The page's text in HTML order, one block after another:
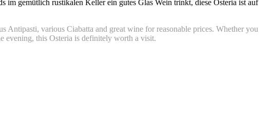
im gemütlich rustikalen Keller ein gutes Glas Wein trinkt, diese Osteria ist auf
various Ciabatta and great wine for reasonable prices. Whether you
evening, this Osteria is definitely worth a visit.